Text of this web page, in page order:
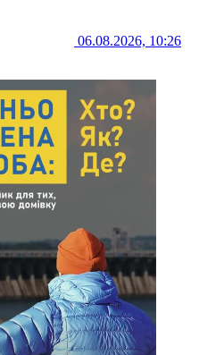
06.08.2026, 10:26